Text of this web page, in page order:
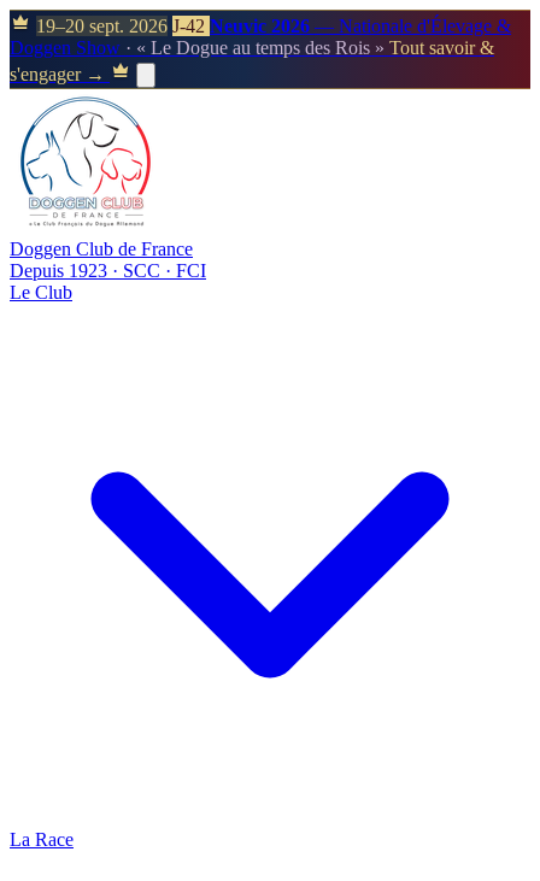
19–20 sept. 2026 J-42 Neuvic 2026 — Nationale d'Élevage &
Doggen Show · « Le Dogue au temps des Rois » Tout savoir &
s'engager →
Doggen Club de France
Depuis 1923 · SCC · FCI
Le Club
La Race